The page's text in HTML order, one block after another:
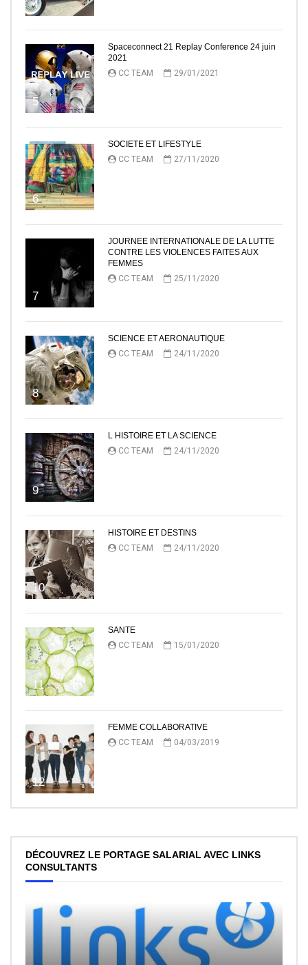
4
5
Spaceconnect 21 Replay Conference 24 juin
2021
CC TEAM
29/01/2021
6
SOCIETE ET LIFESTYLE
CC TEAM
27/11/2020
7
JOURNEE INTERNATIONALE DE LA LUTTE
CONTRE LES VIOLENCES FAITES AUX
FEMMES
CC TEAM
25/11/2020
8
SCIENCE ET AERONAUTIQUE
CC TEAM
24/11/2020
9
L HISTOIRE ET LA SCIENCE
CC TEAM
24/11/2020
10
HISTOIRE ET DESTINS
CC TEAM
24/11/2020
11
SANTE
CC TEAM
15/01/2020
12
FEMME COLLABORATIVE
CC TEAM
04/03/2019
DÉCOUVREZ LE PORTAGE SALARIAL AVEC LINKS
CONSULTANTS